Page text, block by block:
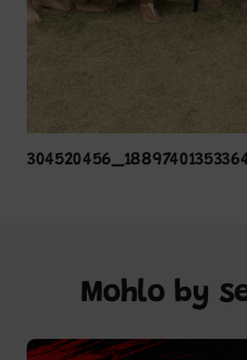
Mohlo by